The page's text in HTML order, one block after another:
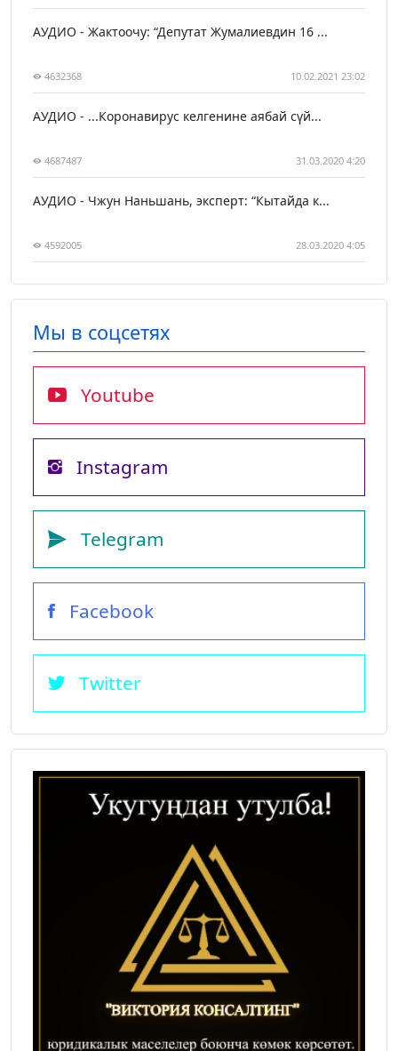
АУДИО - Жактоочу: “Депутат Жумалиевдин 16 ...
4632368 10.02.2021 23:02
АУДИО - ...Коронавирус келгенине аябай сүй...
4687487 31.03.2020 4:20
АУДИО - Чжун Наньшань, эксперт: “Кытайда к...
4592005 28.03.2020 4:05
Мы в соцсетях
Youtube
Instagram
Telegram
Facebook
Twitter